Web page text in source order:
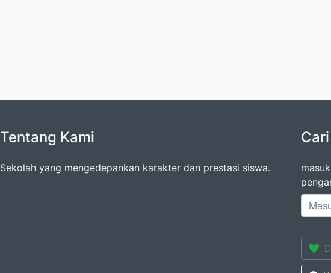
Tentang Kami
Sekolah yang mengedepankan karakter dan prestasi siswa.
Cari